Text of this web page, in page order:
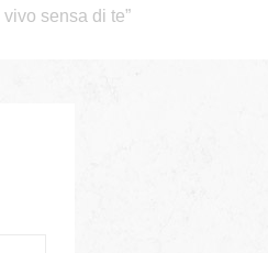
sensa di te”